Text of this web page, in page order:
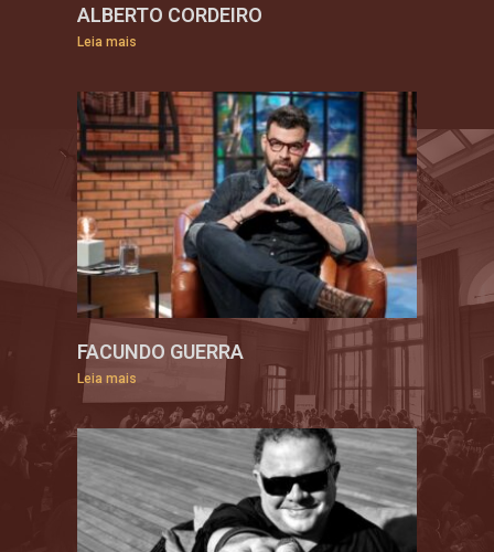
ALBERTO CORDEIRO
Leia mais
FACUNDO GUERRA
Leia mais